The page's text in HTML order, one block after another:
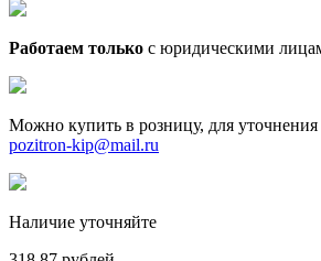
Работаем только с юридическими
Можно купить в розницу, для
pozitron-kip@mail.ru
Наличие уточняйте